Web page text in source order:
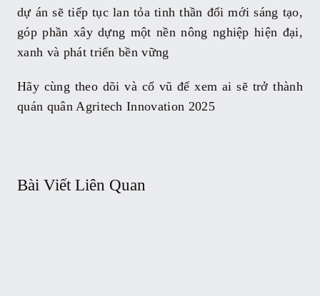
dự án sẽ tiếp tục lan tỏa tinh thần đổi mới sáng tạo,
góp phần xây dựng một nền nông nghiệp hiện đại,
xanh và phát triển bền vững
Hãy cùng theo dõi và cổ vũ để xem ai sẽ trở thành
quán quân Agritech Innovation 2025
Bài Viết Liên Quan